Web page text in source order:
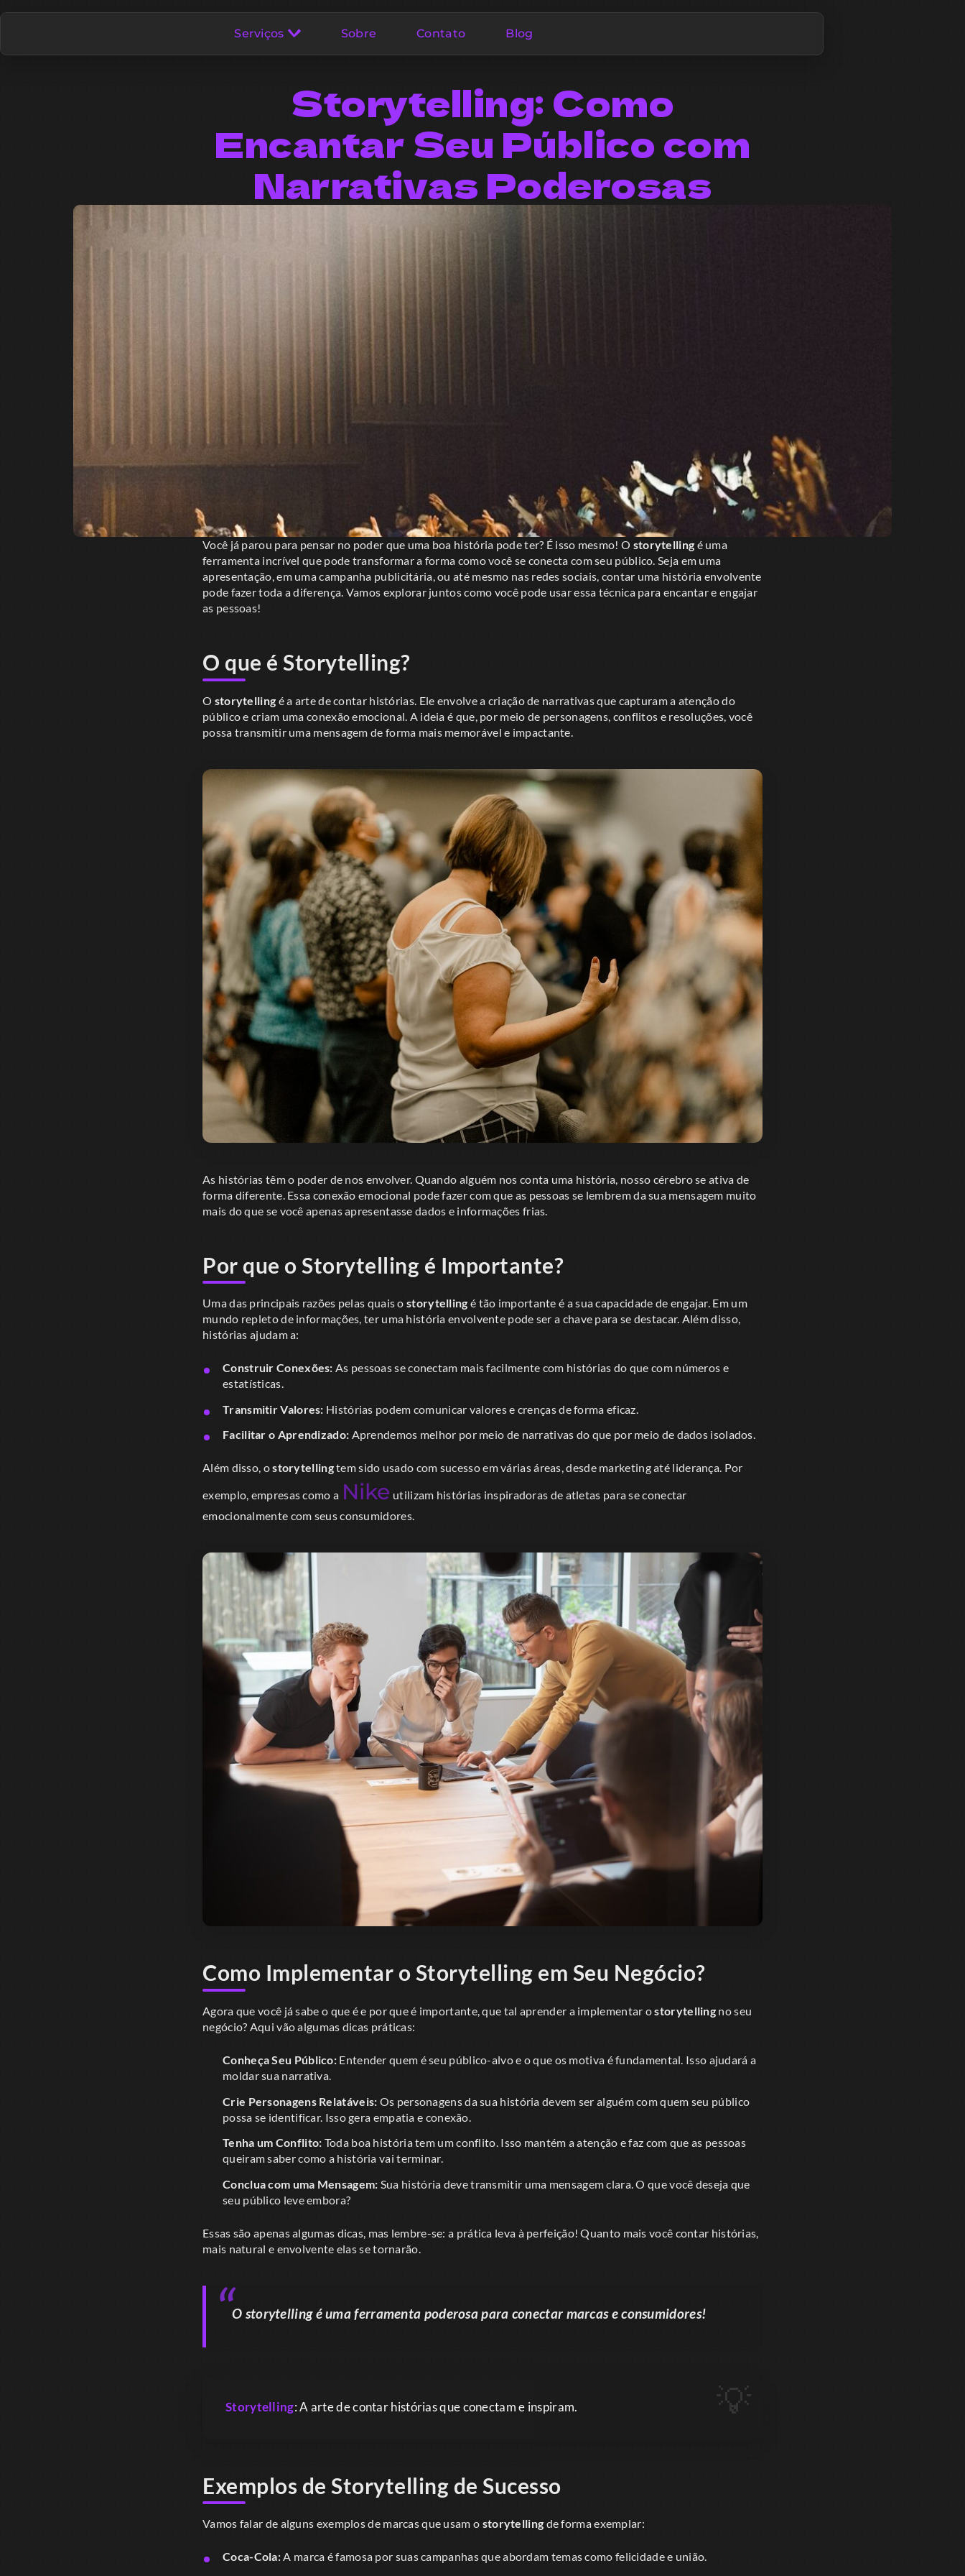
Serviços Sobre Contato Blog
Storytelling: Como
Encantar Seu Público com
Narrativas Poderosas
Você já parou para pensar no poder que uma boa história pode ter? É isso mesmo! O storytelling é uma
ferramenta incrível que pode transformar a forma como você se conecta com seu público. Seja em uma
apresentação, em uma campanha publicitária, ou até mesmo nas redes sociais, contar uma história envolvente
pode fazer toda a diferença. Vamos explorar juntos como você pode usar essa técnica para encantar e engajar
as pessoas!
O que é Storytelling?
O storytelling é a arte de contar histórias. Ele envolve a criação de narrativas que capturam a atenção do
público e criam uma conexão emocional. A ideia é que, por meio de personagens, conflitos e resoluções, você
possa transmitir uma mensagem de forma mais memorável e impactante.
As histórias têm o poder de nos envolver. Quando alguém nos conta uma história, nosso cérebro se ativa de
forma diferente. Essa conexão emocional pode fazer com que as pessoas se lembrem da sua mensagem muito
mais do que se você apenas apresentasse dados e informações frias.
Por que o Storytelling é Importante?
Uma das principais razões pelas quais o storytelling é tão importante é a sua capacidade de engajar. Em um
mundo repleto de informações, ter uma história envolvente pode ser a chave para se destacar. Além disso,
histórias ajudam a:
Construir Conexões: As pessoas se conectam mais facilmente com histórias do que com números e
estatísticas.
Transmitir Valores: Histórias podem comunicar valores e crenças de forma eficaz.
Facilitar o Aprendizado: Aprendemos melhor por meio de narrativas do que por meio de dados isolados.
Além disso, ostorytellingtem sido usado com sucesso em várias áreas, desde marketing até liderança. Por
exemplo, empresas como a Nike utilizam histórias inspiradoras de atletas para se conectar
emocionalmente com seus consumidores.
Como Implementar o Storytelling em Seu Negócio?
Agora que você já sabe o que é e por que é importante, que tal aprender a implementar ostorytelling no seu
negócio? Aqui vão algumas dicas práticas:
Conheça Seu Público: Entender quem é seu público-alvo e o que os motiva é fundamental. Isso ajudará a
moldar sua narrativa.
Crie Personagens Relatáveis: Os personagens da sua história devem ser alguém com quem seu público
possa se identificar. Isso gera empatia e conexão.
Tenha um Conflito: Toda boa história tem um conflito. Isso mantém a atenção e faz com que as pessoas
queiram saber como a história vai terminar.
Conclua com uma Mensagem: Sua história deve transmitir uma mensagem clara. O que você deseja que
seu público leve embora?
Essas são apenas algumas dicas, mas lembre-se: a prática leva à perfeição! Quanto mais você contar histórias,
mais natural e envolvente elas se tornarão.
O storytellingé uma ferramenta poderosa para conectar marcas e consumidores!
Storytelling: A arte de contar histórias que conectam e inspiram.
Exemplos de Storytelling de Sucesso
Vamos falar de alguns exemplos de marcas que usam o storytelling de forma exemplar:
Coca-Cola:A marca é famosa por suas campanhas que abordam temas como felicidade e união.